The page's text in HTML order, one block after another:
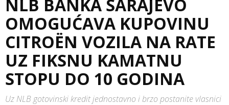
NLB BANKA SARAJEVO
OMOGUĆAVA KUPOVINU
CITROËN VOZILA NA RATE
UZ FIKSNU KAMATNU
STOPU DO 10 GODINA
Uz NLB gotovinski kredit jednostavno i brzo postanite vlasnici